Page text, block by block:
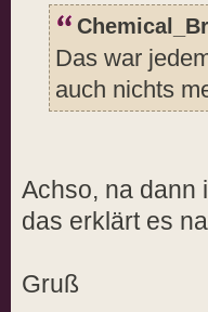
Das war
auch nichts
Achso, na dann
das erklärt es
Gruß